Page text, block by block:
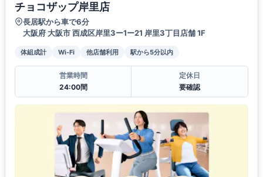
チョコザップ岸里店
長居駅から車で6分
大阪府 大阪市 西成区岸里3ー1ー21 岸里3丁目店舗 1F
体組成計 Wi-Fi 他店舗利用 駅から5分以内
営業時間
24:00間
定休日
要確認